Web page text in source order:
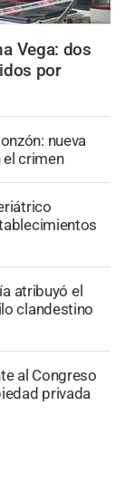
Vega: dos
por
nueva
crimen
atribuyó el
clandestino
al Congreso
privada